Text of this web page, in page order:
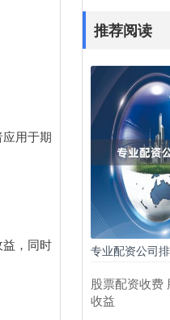
用于期
，同时
推荐阅读
专业配资公司
股票配资收费
收益